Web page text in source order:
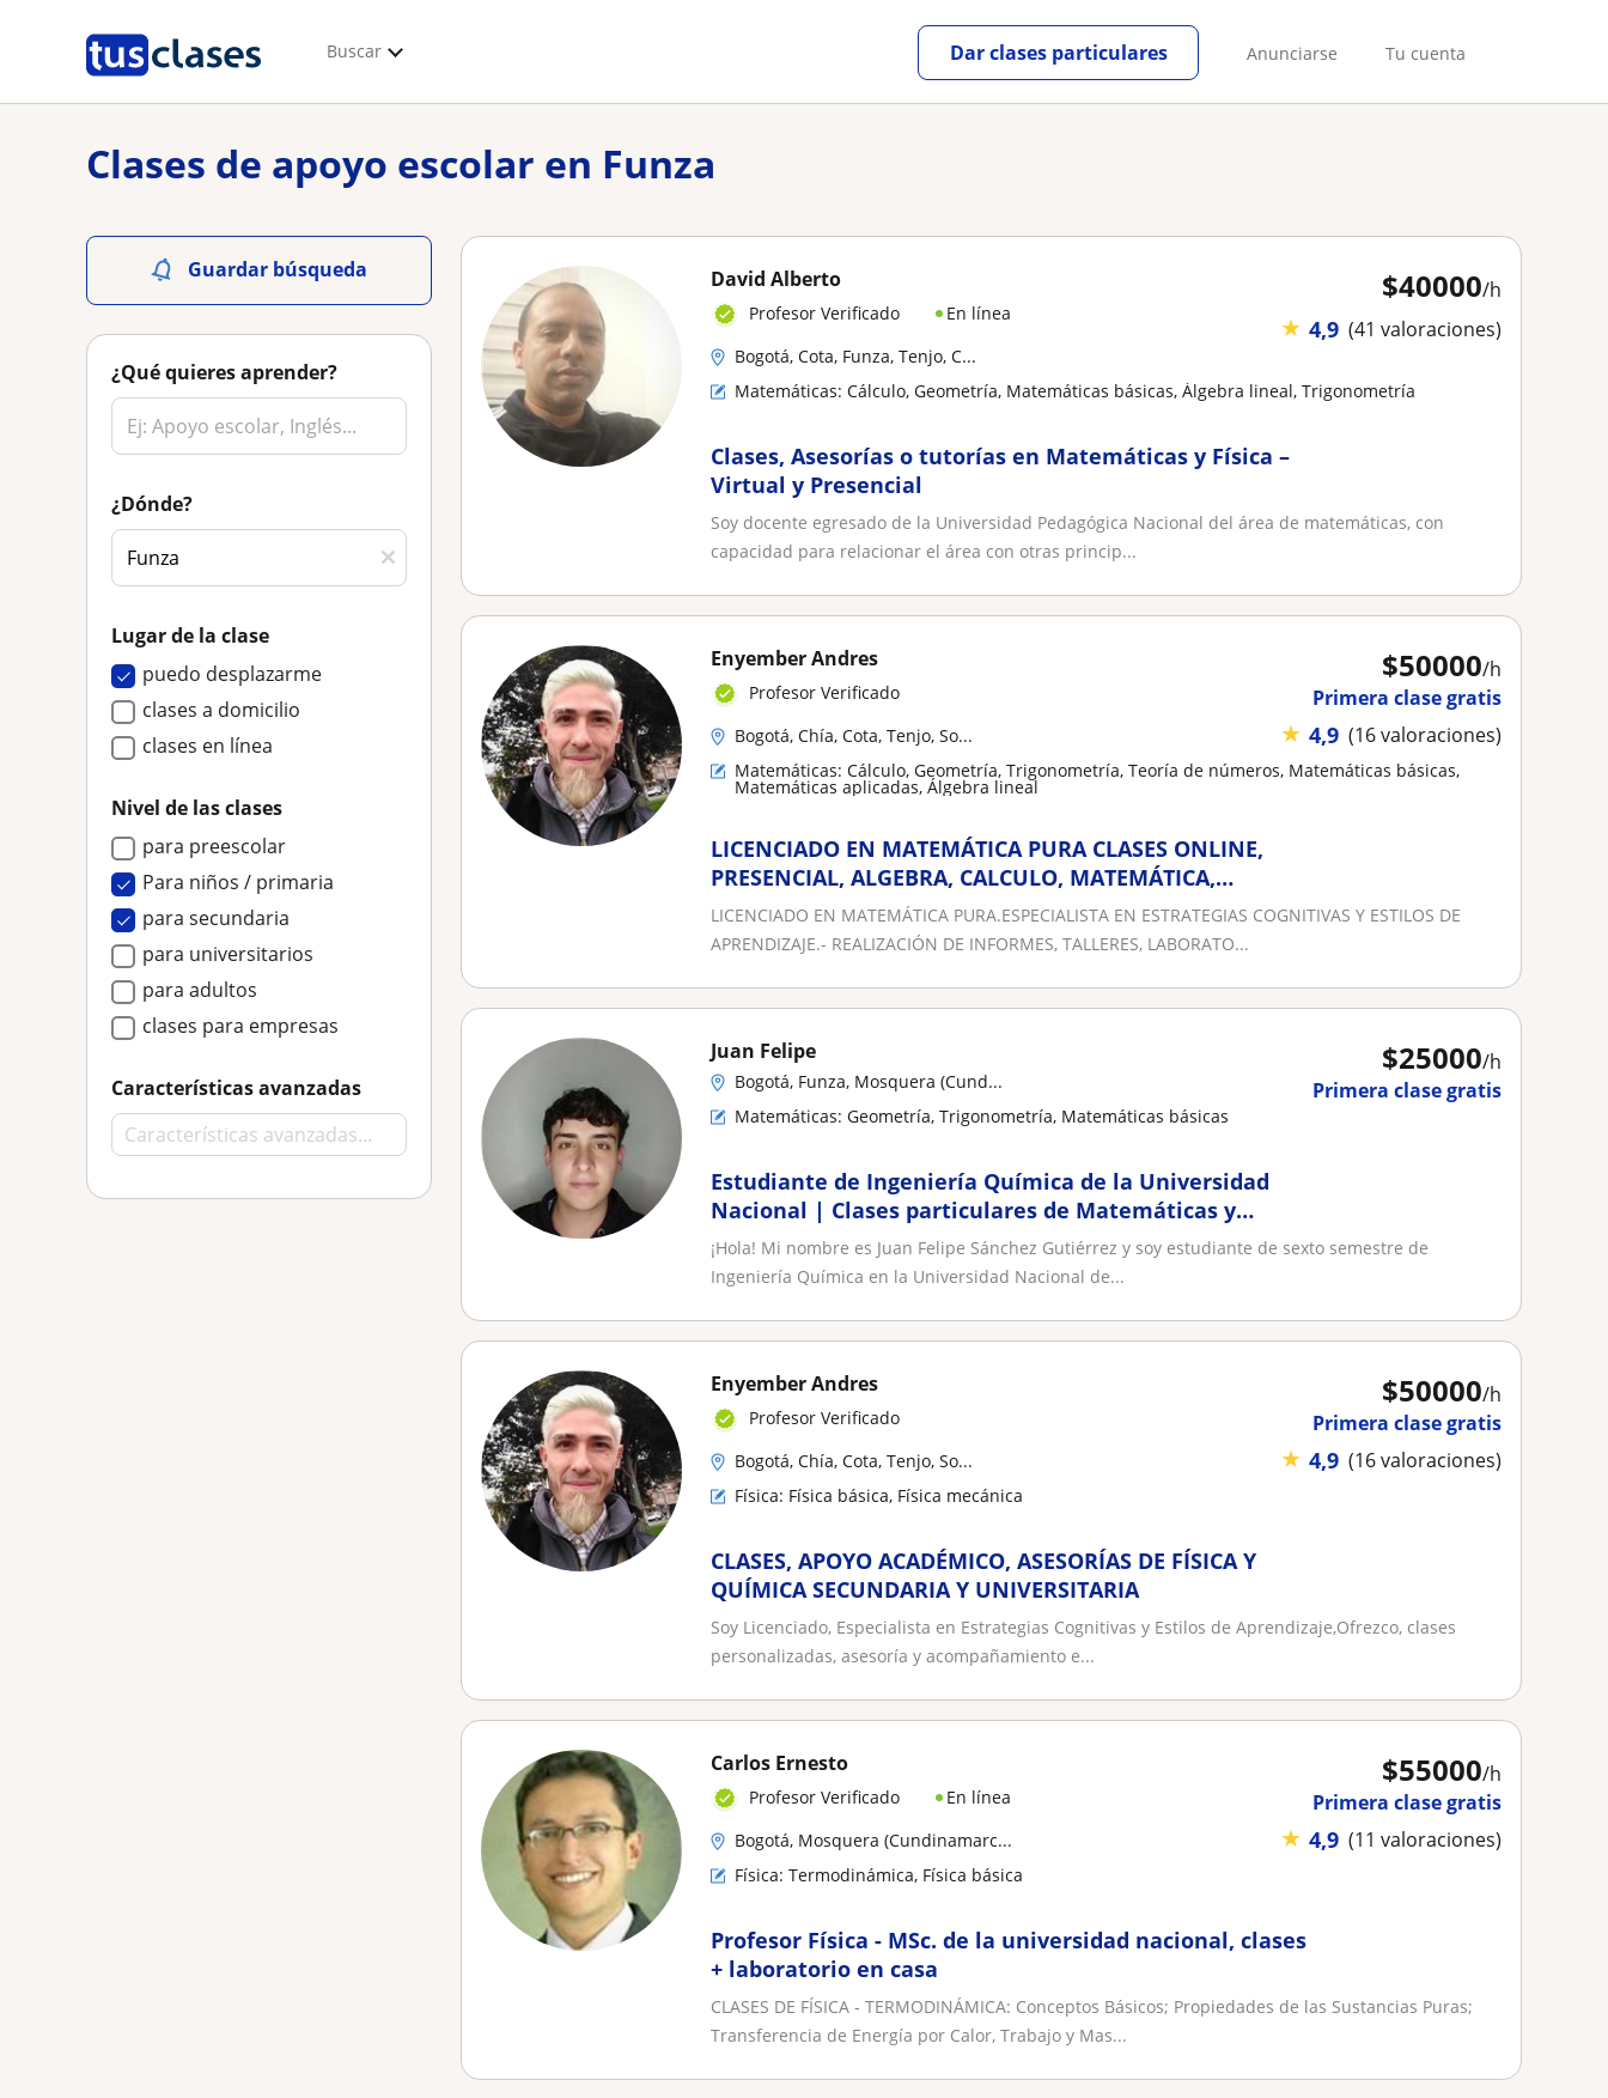
Buscar Anunciarse Tu cuenta
Dar clases particulares
Clases de apoyo escolar en Funza
Guardar búsqueda
¿Qué quieres aprender?
¿Dónde?
Lugar de la clase
puedo desplazarme
clases a domicilio
clases en línea
Nivel de las clases
para preescolar
Para niños / primaria
para secundaria
para universitarios
para adultos
clases para empresas
Características avanzadas
$40000/h
★ 4,9 (41 valoraciones)
David Alberto
Profesor Verificado
En línea
Bogotá, Cota, Funza, Tenjo, C...
Matemáticas: Cálculo, Geometría, Matemáticas básicas, Álgebra lineal, Trigonometría
Clases, Asesorías o tutorías en Matemáticas y Física –
Virtual y Presencial
Soy docente egresado de la Universidad Pedagógica Nacional del área de matemáticas, con
capacidad para relacionar el área con otras princip...
$50000/h
Primera clase gratis
★ 4,9 (16 valoraciones)
Enyember Andres
Profesor Verificado
Bogotá, Chía, Cota, Tenjo, So...
Matemáticas: Cálculo, Geometría, Trigonometría, Teoría de números, Matemáticas básicas,
Matemáticas aplicadas, Álgebra lineal
LICENCIADO EN MATEMÁTICA PURA CLASES ONLINE,
PRESENCIAL, ALGEBRA, CALCULO, MATEMÁTICA,
GEOMETRÍA, QUÍMICA, FÍSICA, ESTADÍSTICA
LICENCIADO EN MATEMÁTICA PURA.ESPECIALISTA EN ESTRATEGIAS COGNITIVAS Y ESTILOS DE
APRENDIZAJE.- REALIZACIÓN DE INFORMES, TALLERES, LABORATO...
$25000/h
Primera clase gratis
Juan Felipe
Bogotá, Funza, Mosquera (Cund...
Matemáticas: Geometría, Trigonometría, Matemáticas básicas
Estudiante de Ingeniería Química de la Universidad
Nacional | Clases particulares de Matemáticas y
Química
¡Hola! Mi nombre es Juan Felipe Sánchez Gutiérrez y soy estudiante de sexto semestre de
Ingeniería Química en la Universidad Nacional de...
$50000/h
Primera clase gratis
★ 4,9 (16 valoraciones)
Enyember Andres
Profesor Verificado
Bogotá, Chía, Cota, Tenjo, So...
Física: Física básica, Física mecánica
CLASES, APOYO ACADÉMICO, ASESORÍAS DE FÍSICA Y
QUÍMICA SECUNDARIA Y UNIVERSITARIA
Soy Licenciado, Especialista en Estrategias Cognitivas y Estilos de Aprendizaje,Ofrezco, clases
personalizadas, asesoría y acompañamiento e...
$55000/h
Primera clase gratis
★ 4,9 (11 valoraciones)
Carlos Ernesto
Profesor Verificado
En línea
Bogotá, Mosquera (Cundinamarc...
Física: Termodinámica, Física básica
Profesor Física - MSc. de la universidad nacional, clases
+ laboratorio en casa
CLASES DE FÍSICA - TERMODINÁMICA: Conceptos Básicos; Propiedades de las Sustancias Puras;
Transferencia de Energía por Calor, Trabajo y Mas...